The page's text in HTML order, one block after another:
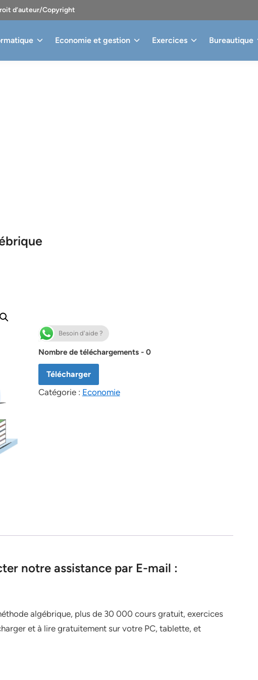
d’auteur/Copyright
Economie et gestion Exercices Bureautique
Besoin d'aide ?
Nombre de téléchargements - 0
Télécharger
Catégorie : Economie
notre assistance par E-mail :
algébrique, plus de 30 000 cours gratuit, exercices
et à lire gratuitement sur votre PC, tablette, et